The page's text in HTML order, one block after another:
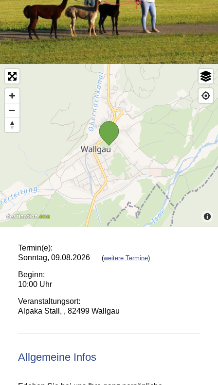
Termin(e):
Sonntag, 09.08.2026
(weitere Termine)
Beginn:
10:00 Uhr
Veranstaltungsort:
Alpaka Stall, , 82499 Wallgau
Allgemeine Infos